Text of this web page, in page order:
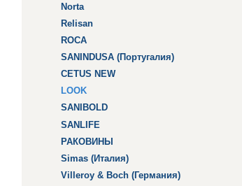
Norta
Relisan
ROCA
SANINDUSA (Португалия)
CETUS NEW
LOOK
SANIBOLD
SANLIFE
РАКОВИНЫ
Simas (Италия)
Villeroy & Boch (Германия)